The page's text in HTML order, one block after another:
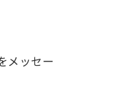
メッセー